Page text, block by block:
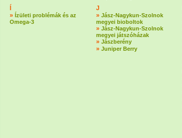
» Ízületi problémák és az
Omega-3
J
» Jász-Nagykun-Szolnok
megyei bioboltok
» Jász-Nagykun-Szolnok
megyei játszóházak
» Jászberény
» Juniper Berry